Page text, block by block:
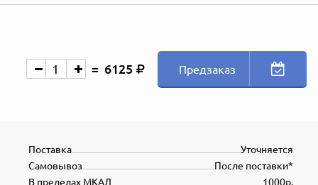
6125 Предзаказ
Уточняется
Поставка
После поставки*
Самовывоз
1000р.
В пределах МКАД